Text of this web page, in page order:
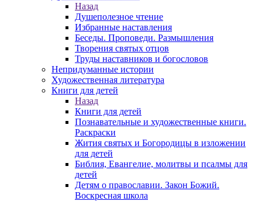
Назад
Душеполезное чтение
Избранные наставления
Беседы. Проповеди. Размышления
Творения святых отцов
Труды наставников и богословов
Непридуманные истории
Художественная литература
Книги для детей
Назад
Книги для детей
Познавательные и художественные книги.
Раскраски
Жития святых и Богородицы в изложении
для детей
Библия, Евангелие, молитвы и псалмы для
детей
Детям о православии. Закон Божий.
Воскресная школа